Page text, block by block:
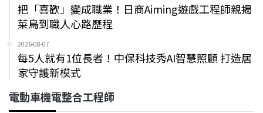
把「喜歡」變成職業！日商Aiming遊戲工程師親揭
菜鳥到職人心路歷程
2026-08-07
每5人就有1位長者！中保科技秀AI智慧照顧 打造居
家守護新模式
電動車機電整合工程師